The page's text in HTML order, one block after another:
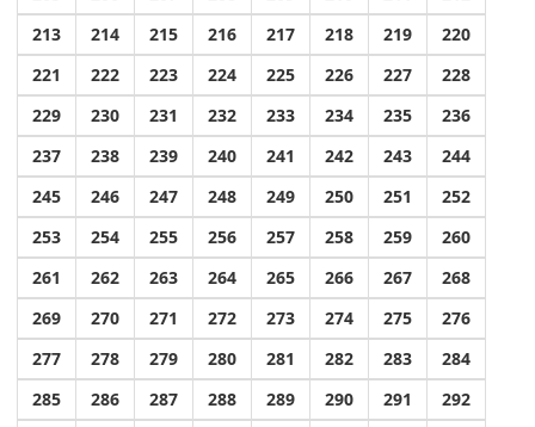
213
214 215 216 217 218 219
220
221
222 223 224 225 226 227
228
229
230 231 232 233 234 235
236
237
238 239 240 241 242 243
244
245
246 247 248 249 250 251
252
253
254 255 256 257 258 259
260
261
262 263 264 265 266 267
268
269
270 271 272 273 274 275
276
277
278 279 280 281 282 283
284
285
286 287 288 289 290 291
292